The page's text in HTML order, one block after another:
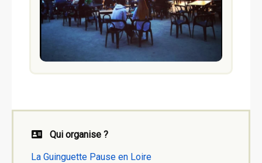
Qui organise ?
La Guinguette Pause en Loire